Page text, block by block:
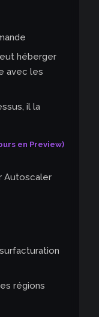
héberger
avec les
il la
en Preview)
Autoscaler
régions